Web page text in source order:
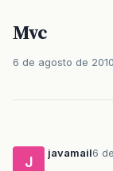
Mvc
6 de agosto de 2010
J
javamail6